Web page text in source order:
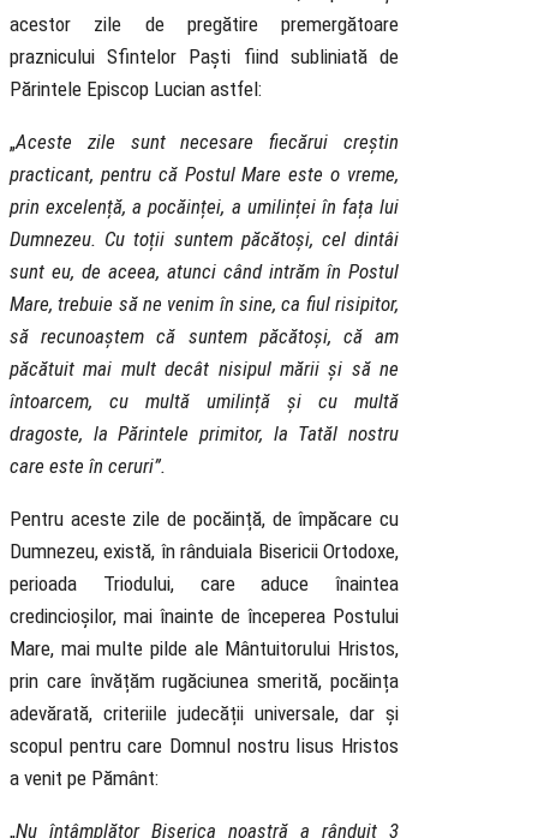
acestor zile de pregătire premergătoare
praznicului Sfintelor Paști fiind subliniată de
Părintele Episcop Lucian astfel:
„Aceste zile sunt necesare fiecărui creștin
practicant, pentru că Postul Mare este o vreme,
prin excelență, a pocăinței, a umilinței în fața lui
Dumnezeu. Cu toții suntem păcătoși, cel dintâi
sunt eu, de aceea, atunci când intrăm în Postul
Mare, trebuie să ne venim în sine, ca fiul risipitor,
să recunoaștem că suntem păcătoși, că am
păcătuit mai mult decât nisipul mării și să ne
întoarcem, cu multă umilință și cu multă
dragoste, la Părintele primitor, la Tatăl nostru
care este în ceruri”.
Pentru aceste zile de pocăință, de împăcare cu
Dumnezeu, există, în rânduiala Bisericii Ortodoxe,
perioada Triodului, care aduce înaintea
credincioșilor, mai înainte de începerea Postului
Mare, mai multe pilde ale Mântuitorului Hristos,
prin care învățăm rugăciunea smerită, pocăința
adevărată, criteriile judecății universale, dar și
scopul pentru care Domnul nostru Iisus Hristos
a venit pe Pământ:
„Nu întâmplător Biserica noastră a rânduit 3